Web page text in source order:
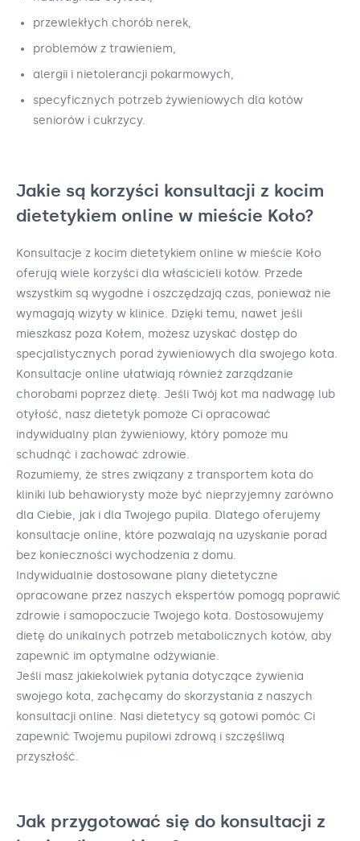
przewlekłych chorób nerek,
problemów z trawieniem,
alergii i nietolerancji pokarmowych,
specyficznych potrzeb żywieniowych dla kotów
seniorów i cukrzycy.
Jakie są korzyści konsultacji z kocim
dietetykiem online w mieście Koło?
Konsultacje z kocim dietetykiem online w mieście Koło
oferują wiele korzyści dla właścicieli kotów. Przede
wszystkim są wygodne i oszczędzają czas, ponieważ nie
wymagają wizyty w klinice. Dzięki temu, nawet jeśli
mieszkasz poza Kołem, możesz uzyskać dostęp do
specjalistycznych porad żywieniowych dla swojego kota.
Konsultacje online ułatwiają również zarządzanie
chorobami poprzez dietę. Jeśli Twój kot ma nadwagę lub
otyłość, nasz dietetyk pomoże Ci opracować
indywidualny plan żywieniowy, który pomoże mu
schudnąć i zachować zdrowie.
Rozumiemy, że stres związany z transportem kota do
kliniki lub behawiorysty może być nieprzyjemny zarówno
dla Ciebie, jak i dla Twojego pupila. Dlatego oferujemy
konsultacje online, które pozwalają na uzyskanie porad
bez konieczności wychodzenia z domu.
Indywidualnie dostosowane plany dietetyczne
opracowane przez naszych ekspertów pomogą poprawić
zdrowie i samopoczucie Twojego kota. Dostosowujemy
dietę do unikalnych potrzeb metabolicznych kotów, aby
zapewnić im optymalne odżywianie.
Jeśli masz jakiekolwiek pytania dotyczące żywienia
swojego kota, zachęcamy do skorzystania z naszych
konsultacji online. Nasi dietetycy są gotowi pomóc Ci
zapewnić Twojemu pupilowi zdrową i szczęśliwą
przyszłość.
Jak przygotować się do konsultacji z